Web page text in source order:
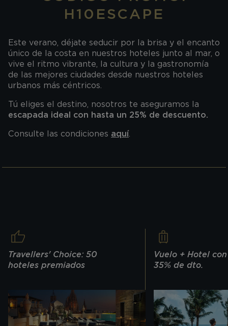
H10ESCAPE
Este verano, déjate seducir por la brisa y el encanto
único de la costa en nuestros hoteles junto al mar, o
vive el ritmo vibrante, la cultura y la gastronomía
de las mejores ciudades desde nuestros hoteles
urbanos más céntricos.
Tú eliges el destino, nosotros te aseguramos la
escapada ideal con hasta un 25% de descuento.
Consulte las condiciones aquí.
Travellers' Choice: 50
hoteles premiados
Vuelo + Hotel
35% de dto.